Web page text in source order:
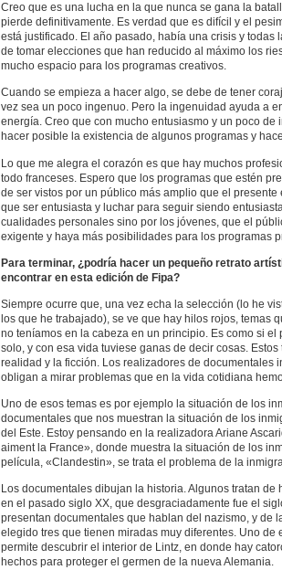
Creo que es una lucha en la que nunca se gana la
pierde definitivamente. Es verdad que es difícil y el
está justificado. El año pasado, había una crisis y todas
de tomar elecciones que han reducido al máximo los
mucho espacio para los programas creativos.
Cuando se empieza a hacer algo, se debe de tener
vez sea un poco ingenuo. Pero la ingenuidad ayuda a
energía. Creo que con mucho entusiasmo y un poco de
hacer posible la existencia de algunos programas y
Lo que me alegra el corazón es que hay muchos
todo franceses. Espero que los programas que estén
de ser vistos por un público más amplio que el presente
que ser entusiasta y luchar para seguir siendo
cualidades personales sino por los jóvenes, que el
exigente y haya más posibilidades para los programas
Para terminar, ¿podría hacer un pequeño retrato
encontrar en esta edición de Fipa?
Siempre ocurre que, una vez echa la selección (lo he
los que he trabajado), se ve que hay hilos rojos, temas
no teníamos en la cabeza en un principio. Es como si el
solo, y con esa vida tuviese ganas de decir cosas.
realidad y la ficción. Los realizadores de documentales
obligan a mirar problemas que en la vida cotidiana
Uno de esos temas es por ejemplo la situación de los
documentales que nos muestran la situación de los
del Este. Estoy pensando en la realizadora Ariane
aiment la France», donde muestra la situación de los
película, «Clandestin», se trata el problema de la
Los documentales dibujan la historia. Algunos tratan de
en el pasado siglo XX, que desgraciadamente fue el
presentan documentales que hablan del nazismo, y de
elegido tres que tienen miradas muy diferentes. Uno de
permite descubrir el interior de Lintz, en donde hay
hechos para proteger el germen de la nueva Alemania.